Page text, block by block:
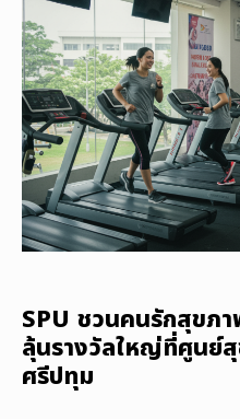
SPU ชวนคนรักสุขภ
ลุ้นรางวัลใหญ่ที่ศูนย์
ศรีปทุม